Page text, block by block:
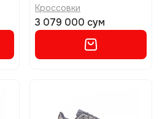
Кроссовки
3 079 000 сум